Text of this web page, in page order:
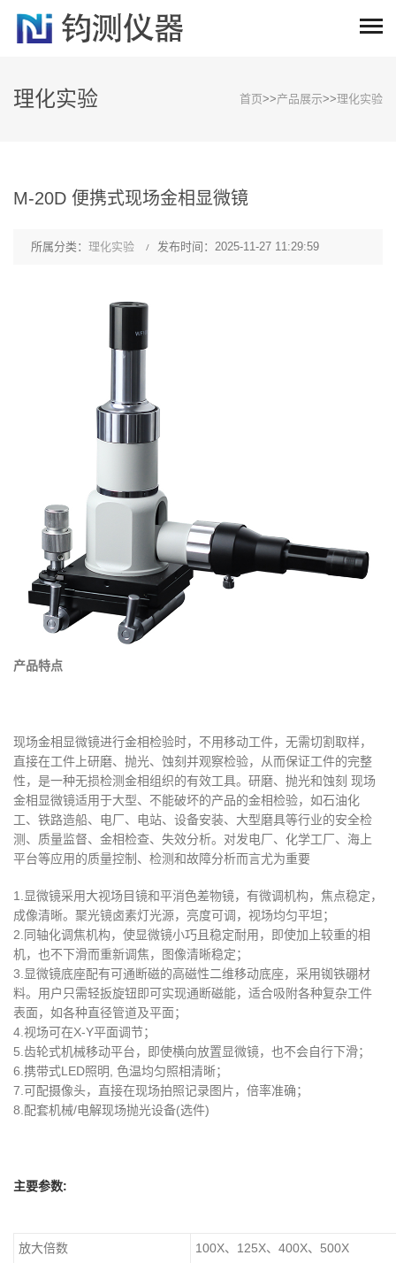
理化实验 首页>>产品展示>>理化实验
M-20D 便携式现场金相显微镜
所属分类： 理化实验 发布时间：2025-11-27 11:29:59
产品特点
现场金相显微镜进行金相检验时，不用移动工件，无需切割取样，
直接在工件上研磨、抛光、蚀刻并观察检验，从而保证工件的完整
性，是一种无损检测金相组织的有效工具。研磨、抛光和蚀刻 现场
金相显微镜适用于大型、不能破坏的产品的金相检验，如石油化
工、铁路造船、电厂、电站、设备安装、大型磨具等行业的安全检
测、质量监督、金相检查、失效分析。对发电厂、化学工厂、海上
平台等应用的质量控制、检测和故障分析而言尤为重要
1.显微镜采用大视场目镜和平消色差物镜，有微调机构，焦点稳定，
成像清晰。聚光镜卤素灯光源，亮度可调，视场均匀平坦；
2.同轴化调焦机构，使显微镜小巧且稳定耐用，即使加上较重的相
机，也不下滑而重新调焦，图像清晰稳定；
3.显微镜底座配有可通断磁的高磁性二维移动底座，采用铷铁硼材
料。用户只需轻扳旋钮即可实现通断磁能，适合吸附各种复杂工件
表面，如各种直径管道及平面；
4.视场可在X-Y平面调节；
5.齿轮式机械移动平台，即使横向放置显微镜，也不会自行下滑；
6.携带式LED照明, 色温均匀照相清晰；
7.可配摄像头，直接在现场拍照记录图片，倍率准确；
8.配套机械/电解现场抛光设备(选件)
主要参数:
放大倍数 100X、125X、400X、500X